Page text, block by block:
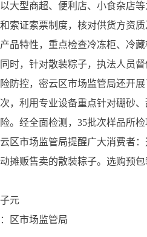
大型商超、便利店、小食杂店
索证索票制度，核对供货方资
品特性，重点检查冷冻柜、冷
时，针对散装粽子，执法人员
防控，密云区市场监管局还开
，利用专业设备重点针对硼砂
。经全面检测，35批次样品所检
区市场监管局提醒广大消费者
摊贩售卖的散装粽子。选购预
元
区市场监管局